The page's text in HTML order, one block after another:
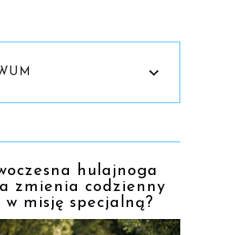
hulajnoga
zmienia codzienny
w misję specjalną?